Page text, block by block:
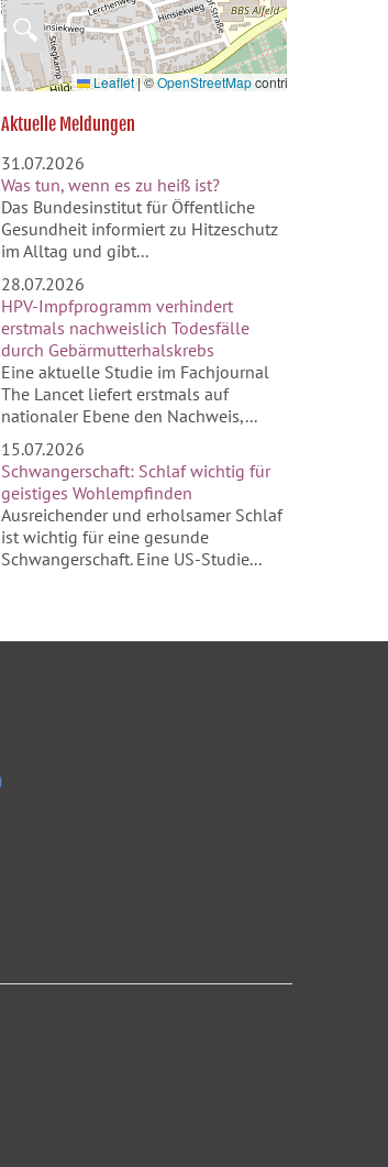
🔍
Leaflet|©OpenStreetMapcontributors
Aktuelle Meldungen
31.07.2026
Was tun, wenn es zu heiß ist?
Das Bundesinstitut für Öffentliche
Gesundheit informiert zu Hitzeschutz
im Alltag und gibt...
28.07.2026
HPV-Impfprogramm verhindert
erstmals nachweislich Todesfälle
durch Gebärmutterhalskrebs
Eine aktuelle Studie im Fachjournal
The Lancet liefert erstmals auf
nationaler Ebene den Nachweis,...
15.07.2026
Schwangerschaft: Schlaf wichtig für
geistiges Wohlempfinden
Ausreichender und erholsamer Schlaf
ist wichtig für eine gesunde
Schwangerschaft. Eine US-Studie...